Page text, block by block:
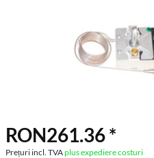
RON261.36 *
Prețuri incl. TVAplus expediere costuri